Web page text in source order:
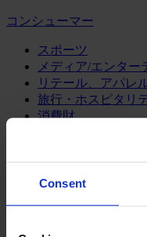
Consent
コンシューマー
スポーツ
メディア/エンター
リテール、アパレ
旅行・ホスピタリ
消費財
化学・プロセス産業
機械・産業テクノ